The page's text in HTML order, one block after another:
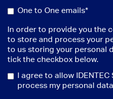
One to One emails*
In order to provide you the
to store and process your
to us storing your personal
tick the checkbox below.
I agree to allow
process my personal